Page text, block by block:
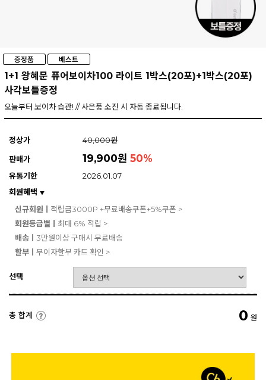
1+1 왕혜문 퓨어보이차100 라이트 1박스(20포)+1박스(20포)
사각보틀증정
오늘부터 보이차 습관! // 사은품 소진 시 자동 종료됩니다.
정상가
40,000원
판매가
19,900원50%
유통기한
2026.01.07
회원혜택 ▼
신규회원ㅣ 적립금3000P +무료배송쿠폰+5%쿠폰 >
회원등급별ㅣ 최대 6% 적립 >
배송ㅣ 3만원이상 구매시 무료배송
할부ㅣ 무이자할부 카드 확인 >
선택
총 합계 0 원